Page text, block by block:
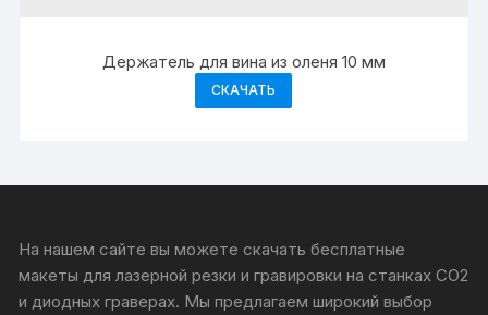
Держатель для вина из оленя 10 мм
СКАЧАТЬ
На нашем сайте вы можете скачать бесплатные
макеты для лазерной резки и гравировки на станках CO2
и диодных граверах. Мы предлагаем широкий выбор